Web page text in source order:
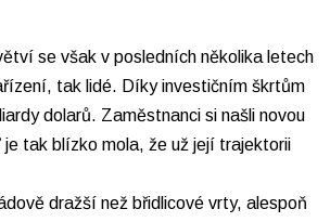
se však v posledních několika letech
tak lidé. Díky investičním škrtům
dolarů. Zaměstnanci si našli novou
tak blízko mola, že už její trajektorii
dražší než břidlicové vrty, alespoň